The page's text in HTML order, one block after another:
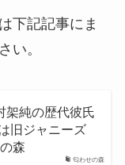
下記記事にま
い。
匂わせの森
架純の歴代彼氏
旧ジャニーズ
森